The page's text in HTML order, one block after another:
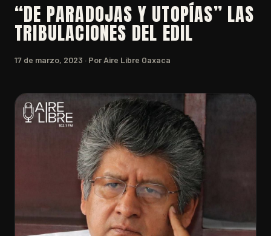
“DE PARADOJAS Y UTOPÍAS” LAS
TRIBULACIONES DEL EDIL
17 de marzo, 2023 · Por Aire Libre Oaxaca